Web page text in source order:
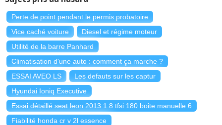
Perte de point pendant le permis probatoire
Vice caché voiture
Diesel et régime moteur
Utilité de la barre Panhard
Climatisation d'une auto : comment ça marche ?
ESSAI AVEO LS
Les defauts sur les captur
Hyundai Ioniq Executive
Essai détaillé seat leon 2013 1.8 tfsi 180 boite manuelle 6
Fiabilité honda cr v 2l essence